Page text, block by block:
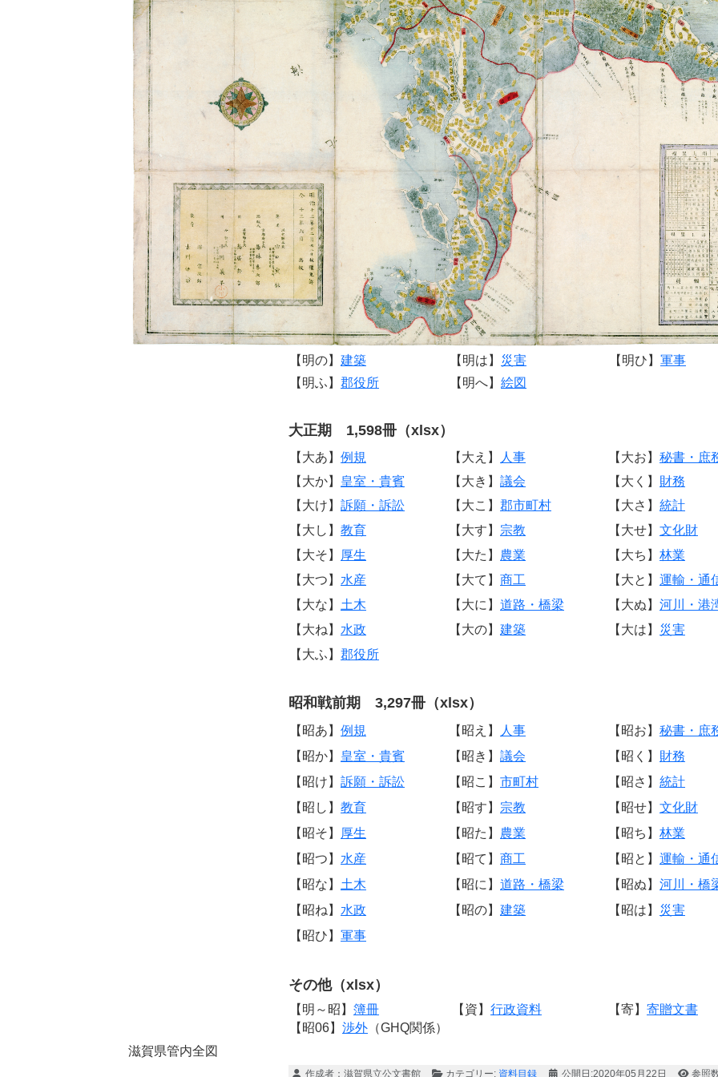
滋賀県管内全図
所蔵資料について
特定歴史公文書、行政資料等
資料の探し方
検索システムの利用方法
デジタル展示
過去の展示資料
資料目録
エクセル形式の旧目録
学校連携
授業活用のための資料画像等
県史編さん
滋賀県史の編さん
資料目録
特定歴史公文書等のうち、明治～昭和戦前期の目録をエクセル形式で公開
明治期 4,187冊（xlsx）
【明あ】 中央令達 【明い】県令達 【明う】往復
【明え】
【明お】秘書・庶務 【明か】皇室・貴
【明き】
【明く】財務 【明け】訴願・訴
【明こ】
【明さ】戸籍 【明し】教育
【明す】 宗教 【明せ】 文化財 【明そ】厚生
【明た】
農業 【明ち】 林業 【明つ】水産
【明て】
商工 【明と】 運輸・通信 【明な】土木
【明に】道路・橋梁 【明ぬ】河川・港湾 【明ね】水政
【明の】 建築 【明は】 災害 【明ひ】 軍事
【明ふ】 郡役所 【明へ】 絵図
大正期 1,598冊（xlsx）
【大あ】 例規 【大え】 人事 【大お】 秘書・庶
【大か】 皇室・貴賓 【大き】 議会 【大く】 財務
【大け】 訴願・訴訟 【大こ】 郡市町村 【大さ】 統計
【大し】 教育 【大す】 宗教 【大せ】 文化財
【大そ】
厚生 【大た】 農業 【大ち】 林業
【大つ】 水産 【大て】 商工 【大と】 運輸・通
【大な】 土木 【大に】 道路・橋梁 【大ぬ】 河川・港
【大ね】 水政 【大の】 建築 【大は】 災害
【大ふ】 郡役所
昭和戦前期 3,297冊（xlsx）
【昭あ】 例規 【昭え】 人事 【昭お】 秘書・庶
【昭か】 皇室・貴賓 【昭き】 議会 【昭く】 財務
【昭け】 訴願・訴訟 【昭こ】 市町村 【昭さ】 統計
【昭し】 教育 【昭す】 宗教 【昭せ】 文化財
【昭そ】
厚生 【昭た】 農業 【昭ち】 林業
【昭つ】 水産 【昭て】 商工 【昭と】 運輸・通
【昭な】 土木 【昭に】 道路・橋梁 【昭ぬ】 河川・橋
【昭ね】 水政 【昭の】 建築 【昭は】 災害
【昭ひ】 軍事
その他（xlsx）
【明～昭】 簿冊 【資】 行政資料 【寄】 寄贈文書
【昭06】 渉外 （GHQ関係）
作成者： 滋賀県立公文書館 カテゴリー: 資料目録 公開日:2020年05月22日 参照